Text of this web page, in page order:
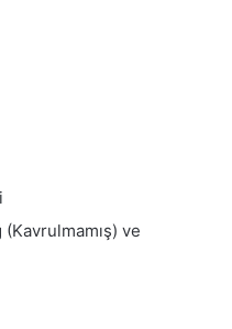
(Kavrulmamış) ve